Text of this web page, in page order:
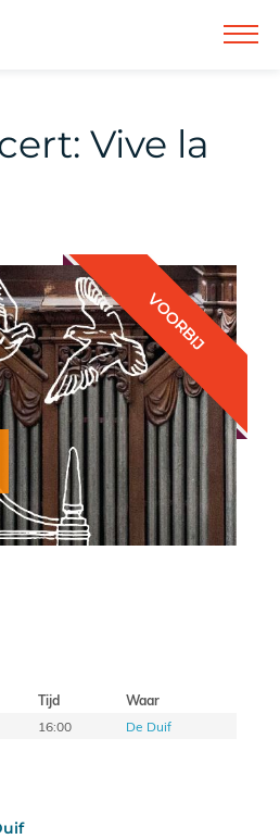
Vive la
VOORBIJ
Tijd
Waar
16:00 De Duif